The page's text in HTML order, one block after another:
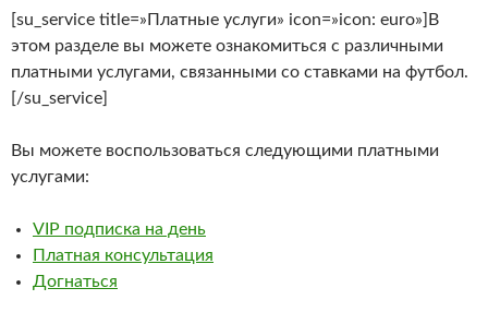
[su_service title=»Платные услуги» icon=»icon: euro»]В
этом разделе вы можете ознакомиться с различными
платными услугами, связанными со ставками на футбол.
[/su_service]
Вы можете воспользоваться следующими платными
услугами:
VIP подписка на день
Платная консультация
Догнаться